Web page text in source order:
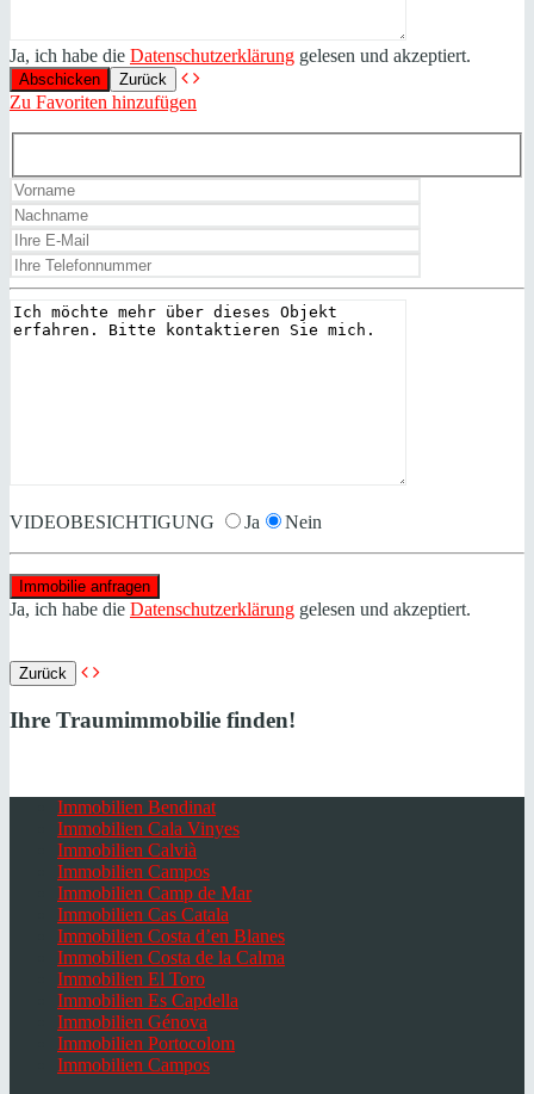
Ja, ich habe die Datenschutzerklärung gelesen und akzeptiert.
Zurück
Zu Favoriten hinzufügen
VIDEOBESICHTIGUNG Ja Nein
Ja, ich habe die Datenschutzerklärung gelesen und akzeptiert.
Zurück
Ihre Traumimmobilie finden!
Immobilien Bendinat
Immobilien Cala Vinyes
Immobilien Calvià
Immobilien Campos
Immobilien Camp de Mar
Immobilien Cas Catala
Immobilien Costa d’en Blanes
Immobilien Costa de la Calma
Immobilien El Toro
Immobilien Es Capdella
Immobilien Génova
Immobilien Portocolom
Immobilien Campos